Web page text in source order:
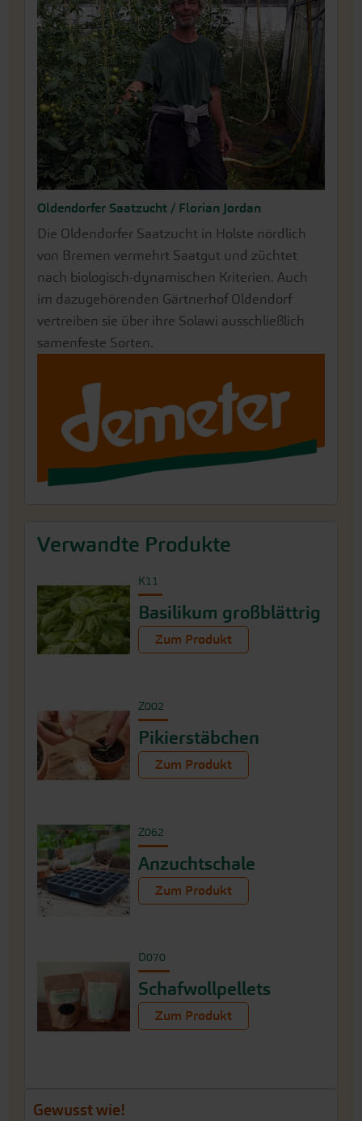
Oldendorfer Saatzucht / Florian Jordan
Die Oldendorfer Saatzucht in Holste nördlich
von Bremen vermehrt Saatgut und züchtet
nach biologisch-dynamischen Kriterien. Auch
im dazugehörenden Gärtnerhof Oldendorf
vertreiben sie über ihre Solawi ausschließlich
samenfeste Sorten.
Gewusst wie!
Verwandte Produkte
K11
Basilikum großblättrig
Zum Produkt
Z002
Pikierstäbchen
Zum Produkt
Z062
Anzuchtschale
Zum Produkt
D070
Schafwollpellets
Zum Produkt